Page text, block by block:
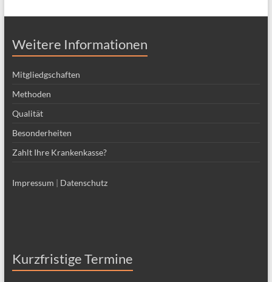
Weitere Informationen
Mitgliedgschaften
Methoden
Qualität
Besonderheiten
Zahlt Ihre Krankenkasse?
Impressum | Datenschutz
Kurzfristige Termine